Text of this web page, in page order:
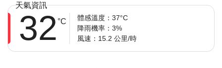
由於遊覽的歷史重點，建議成人參加，但歡迎家庭
大多數旅行者都可以參加
此旅遊/活動最多 8 位旅客
天氣資訊
32 °C
體感溫度：37°C
降雨機率：3%
風速：15.2 公里/時